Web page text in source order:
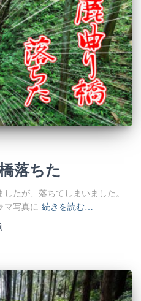
落ちた
たが、落ちてしまいました。
マ写真に 続きを読む…